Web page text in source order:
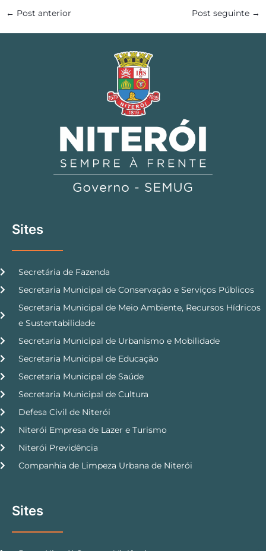
← Post anterior Post seguinte →
Sites
Secretária de Fazenda
Secretaria Municipal de Conservação e Serviços Públicos
Secretaria Municipal de Meio Ambiente, Recursos Hídricos
e Sustentabilidade
Secretaria Municipal de Urbanismo e Mobilidade
Secretaria Municipal de Educação
Secretaria Municipal de Saúde
Secretaria Municipal de Cultura
Defesa Civil de Niterói
Niterói Empresa de Lazer e Turismo
Niterói Previdência
Companhia de Limpeza Urbana de Niterói
Sites